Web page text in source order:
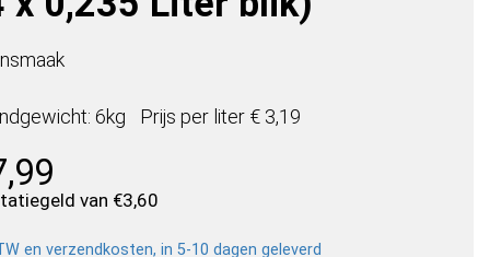
6kg Prijs per liter € 3,19
van €3,60
en verzendkosten, in 5-10 dagen geleverd